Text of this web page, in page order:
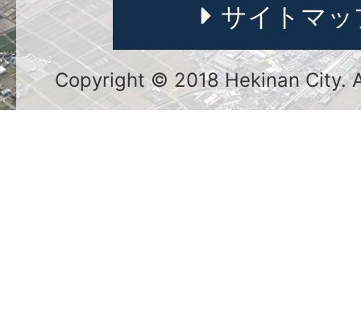
サイトマッ
Copyright © 2018 Hekinan City.